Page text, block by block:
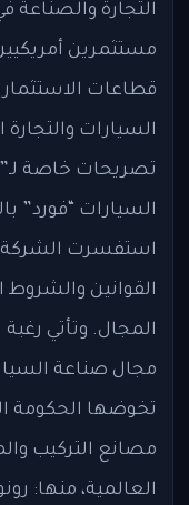
التجارة والصناعة
مستثمرين
قطاعات
السيارات
تصريحات خاصة لـ”
السيارات “فورد”
استفسرت الشركة
القوانين والشروط
المجال. وتأتي
مجال صناعة
تخوضها الحكومة
مصانع التركيب
العالمية، منها: